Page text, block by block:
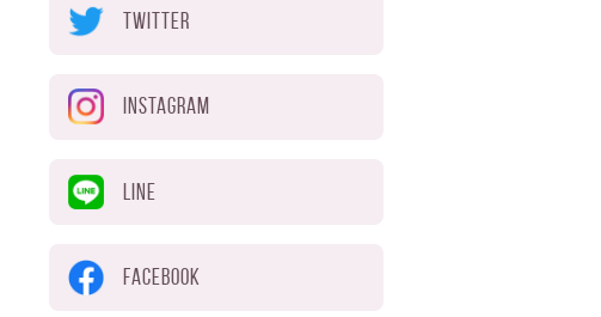
TWITTER
INSTAGRAM
LINE
FACEBOOK